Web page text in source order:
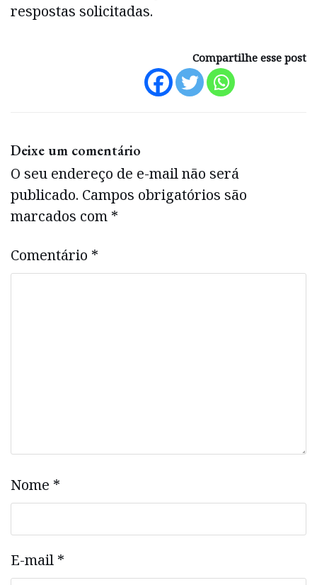
respostas solicitadas.
Compartilhe esse post
Deixe um comentário
O seu endereço de e-mail não será
publicado. Campos obrigatórios são
marcados com *
Comentário *
Nome *
E-mail *